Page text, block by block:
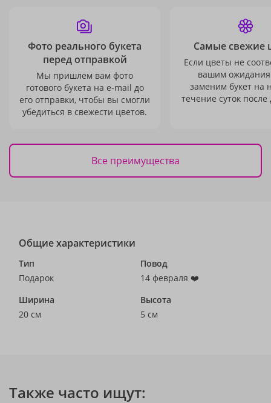
Фото реального букета
перед отправкой
Мы пришлем вам фото
готового букета на e-mail до
его отправки, чтобы вы смогли
убедиться в свежести цветов.
Самые свежие
Если цветы не
вашим
заменим букет на
течение суток после
Все преимущества
Общие характеристики
Тип
Подарок
Повод
14 февраля ❤️
Ширина
20 см
Высота
5 см
Также часто ищут: